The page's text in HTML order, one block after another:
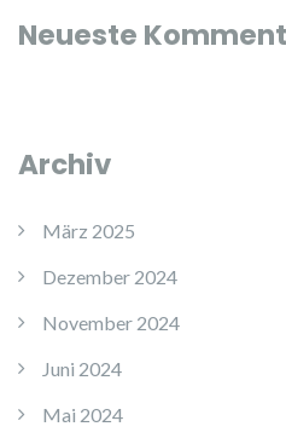
Neueste
Archiv
März 2025
Dezember 2024
November 2024
Juni 2024
Mai 2024